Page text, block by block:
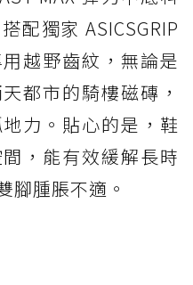
配獨家 ASICSGRIP
越野齒紋，無論是
都市的騎樓磁磚，
力。貼心的是，鞋
，能有效緩解長時
腳腫脹不適。